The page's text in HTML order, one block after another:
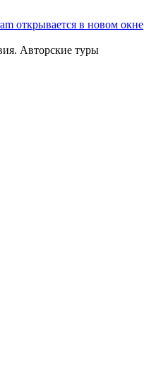
открывается в новом окне
Авторские туры